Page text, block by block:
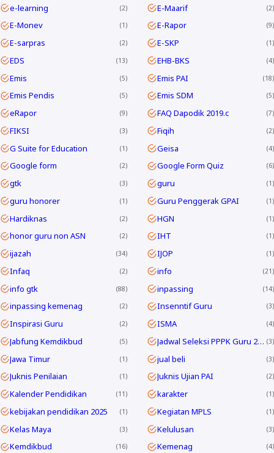
e-learning 2 E-Maarif 2
E-Monev 1 E-Rapor 9
E-sarpras 2 E-SKP 1
EDS 13 EHB-BKS 4
Emis 5 Emis PAI 18
Emis Pendis 5 Emis SDM 5
eRapor 9 FAQ Dapodik 2019.c 7
FIKSI 3 Fiqih 2
G Suite for Education 1 Geisa 4
Google form 2 Google Form Quiz 6
gtk 3 guru 1
guru honorer 1 Guru Penggerak GPAI 1
Hardiknas 2 HGN 1
honor guru non ASN 2 IHT 1
ijazah 34 IJOP 1
Infaq 2 info 21
info gtk 88 inpassing 14
inpassing kemenag 2 Insenntif Guru 3
Inspirasi Guru 2 ISMA 4
Jabfung Kemdikbud 5 Jadwal Seleksi PPPK Guru 2024 3
Jawa Timur 1 jual beli 3
Juknis Penilaian 1 Juknis Ujian PAI 2
Kalender Pendidikan 11 karakter 1
kebijakan pendidikan 2025 1 Kegiatan MPLS 1
Kelas Maya 3 Kelulusan 3
Kemdikbud 16 Kemenag 4